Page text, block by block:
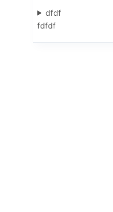
dfdf
fdfdf